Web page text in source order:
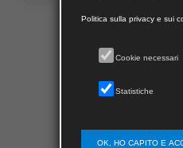
Giornalista
di Specializzazione
sia nei media, sia
Politica sulla privacy e sui
Cookie necessari
Statistiche
OK, HO CAPITO E